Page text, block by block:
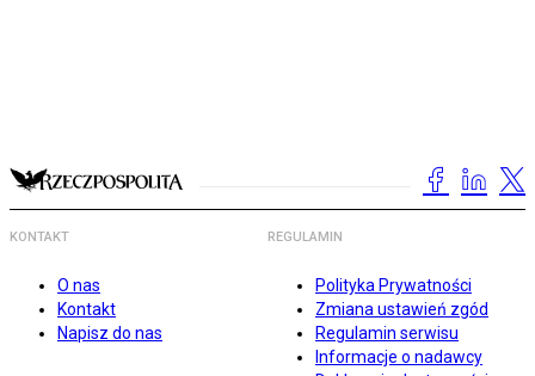
KONTAKT
O nas
Kontakt
Napisz do nas
REGULAMIN
Polityka Prywatności
Zmiana ustawień zgód
Regulamin serwisu
Informacje o nadawcy